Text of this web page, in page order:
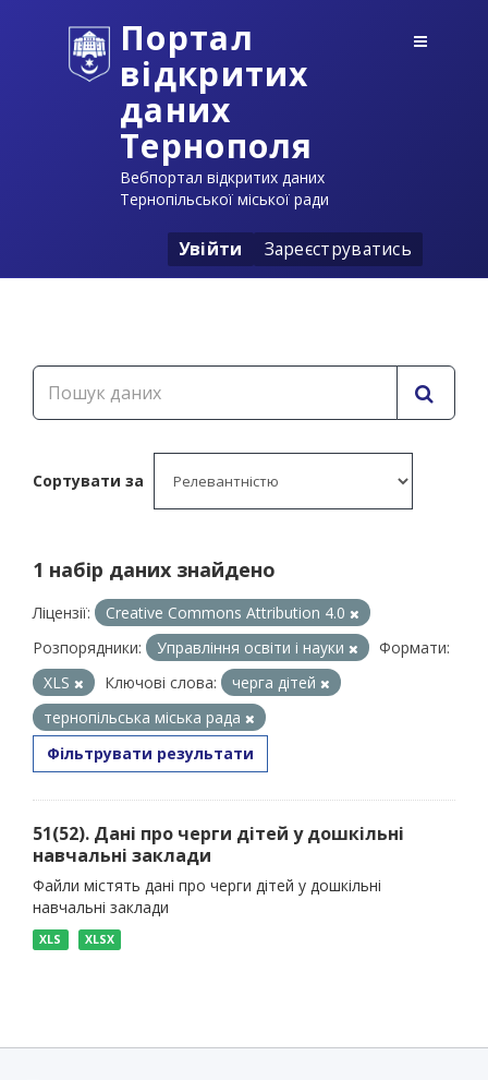
Портал
відкритих
даних
Тернополя
Вебпортал відкритих даних
Тернопільської міської ради
Увійти Зареєструватись
Сортувати за
1 набір даних знайдено
Ліцензії:
Creative Commons Attribution 4.0
Розпорядники:
Управління освіти і науки
Формати:
XLS
Ключові слова:
черга дітей
тернопільська міська рада
Фільтрувати результати
51(52). Дані про черги дітей у дошкільні
навчальні заклади
Файли містять дані про черги дітей у дошкільні
навчальні заклади
XLS XLSX